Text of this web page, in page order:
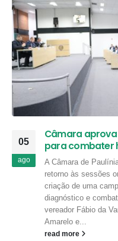
05
ago
Câmara
para combater
A Câmara de
retorno às sessões
criação de uma
diagnóstico e
vereador Fábio da
Amarelo e...
read more